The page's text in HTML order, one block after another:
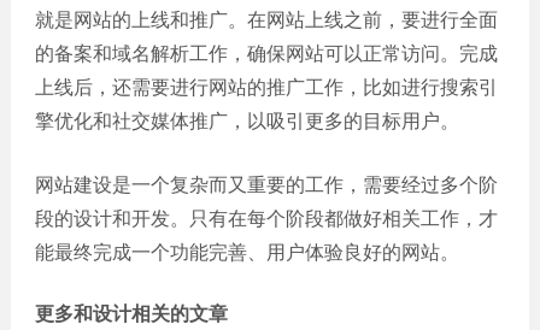
就是网站的上线和推广。在网站上线之前，要进行全面
的备案和域名解析工作，确保网站可以正常访问。完成
上线后，还需要进行网站的推广工作，比如进行搜索引
擎优化和社交媒体推广，以吸引更多的目标用户。
网站建设是一个复杂而又重要的工作，需要经过多个阶
段的设计和开发。只有在每个阶段都做好相关工作，才
能最终完成一个功能完善、用户体验良好的网站。
更多和设计相关的文章